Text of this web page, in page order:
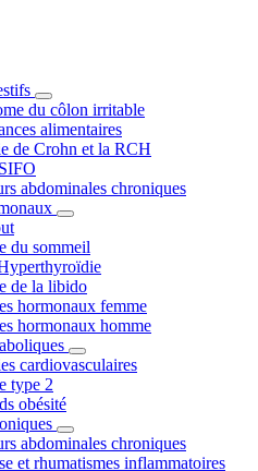
du côlon irritable
alimentaires
de Crohn et la RCH
abdominales chroniques
du sommeil
de la libido
hormonaux femme
hormonaux homme
cardiovasculaires
type 2
obésité
abdominales chroniques
et rhumatismes inflammatoires